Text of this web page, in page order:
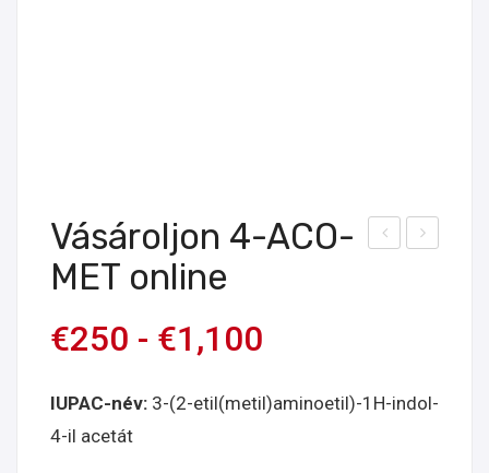
O-
MP
Vásároljon 4-ACO-
MET online
€250 - €1,100
IUPAC-név: 3-(2-etil(metil)aminoetil)-1H-indol-
4-il acetát